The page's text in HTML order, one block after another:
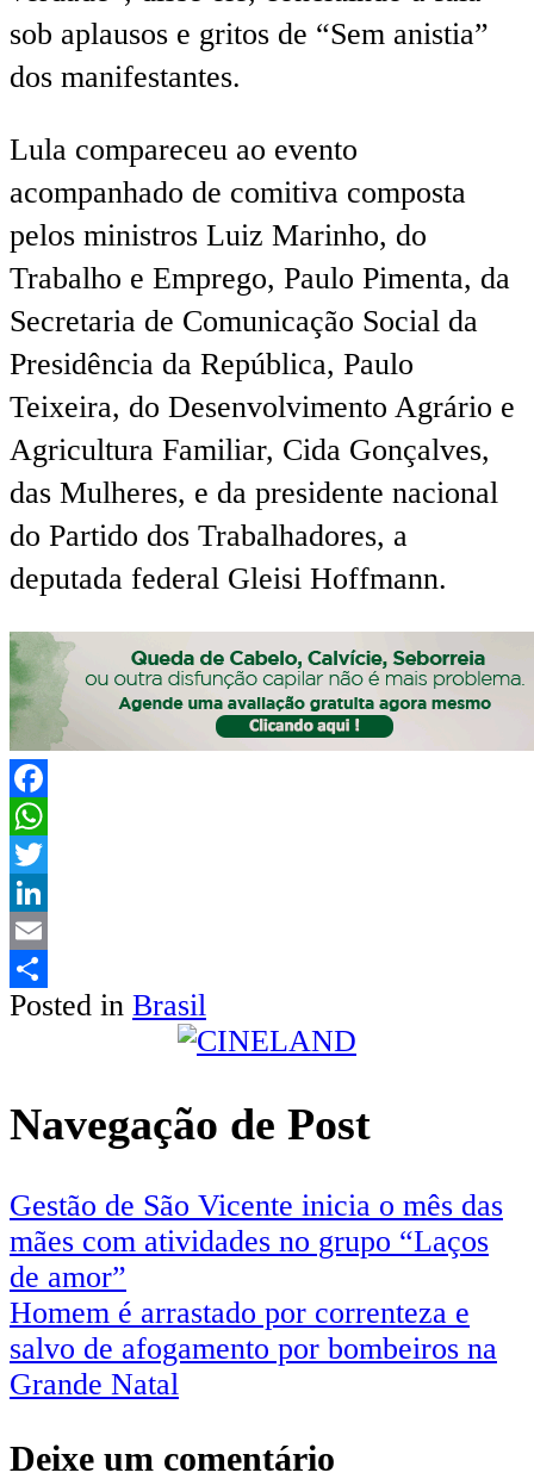
sob aplausos e gritos de “Sem anistia”
dos manifestantes.
Lula compareceu ao evento
acompanhado de comitiva composta
pelos ministros Luiz Marinho, do
Trabalho e Emprego, Paulo Pimenta, da
Secretaria de Comunicação Social da
Presidência da República, Paulo
Teixeira, do Desenvolvimento Agrário e
Agricultura Familiar, Cida Gonçalves,
das Mulheres, e da presidente nacional
do Partido dos Trabalhadores, a
deputada federal Gleisi Hoffmann.
Facebook
WhatsApp
Twitter
LinkedIn
Email
Share
Posted in Brasil
Navegação de Post
Gestão de São Vicente inicia o mês das
mães com atividades no grupo “Laços
de amor”
Homem é arrastado por correnteza e
salvo de afogamento por bombeiros na
Grande Natal
Deixe um comentário